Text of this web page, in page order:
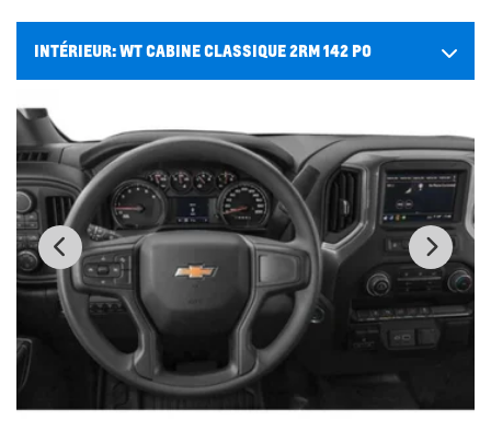
INTÉRIEUR:WT CABINE CLASSIQUE 2RM 142 PO